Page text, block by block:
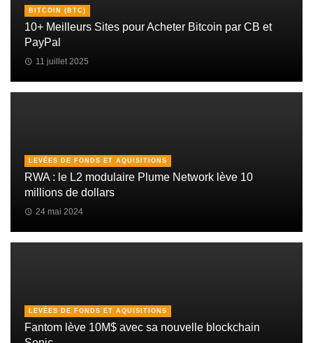
BITCOIN (BTC)
10+ Meilleurs Sites pour Acheter Bitcoin par CB et
PayPal
11 juillet 2025
LEVÉES DE FONDS ET AQUISITIONS
RWA : le L2 modulaire Plume Network lève 10
millions de dollars
24 mai 2024
LEVÉES DE FONDS ET AQUISITIONS
Fantom lève 10M$ avec sa nouvelle blockchain